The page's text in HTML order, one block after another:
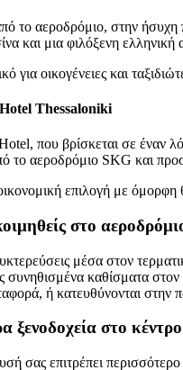
το αεροδρόμιο, στην ήσυχη
και μια φιλόξενη
για οικογένειες και
Thessaloniki
που βρίσκεται σε έναν
το αεροδρόμιο SKG και
επιλογή με όμορφη
στο
μέσα στον
συνηθισμένα καθίσματα
ή κατευθύνονται στην
ξενοδοχεία στο
σας επιτρέπει